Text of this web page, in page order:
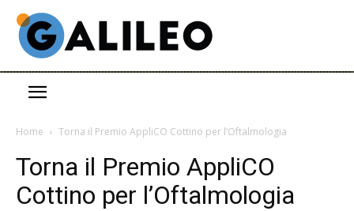
Home Torna il Premio AppliCO Cottino per l’Oftalmologia
Torna il Premio AppliCO
Cottino per l’Oftalmologia